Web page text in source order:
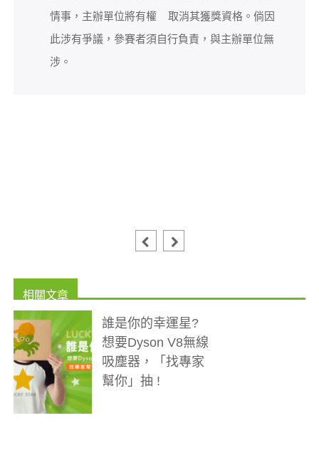
情事，主辦單位將有權 取消其獲獎資格。倘因
此涉有爭議，參賽者須自行負責，與主辦單位無
涉。
誰是你的幸運星?
想要Dyson V8無線
吸塵器，「找專家
幫你」抽 !